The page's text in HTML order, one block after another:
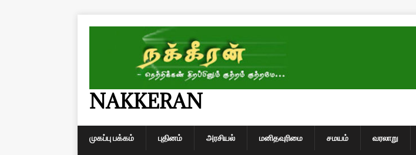
NAKKERAN
முகப்பு பக்கம் புதினம் அரசியல் மனிதவுரிமை சமயம் வரலாறு